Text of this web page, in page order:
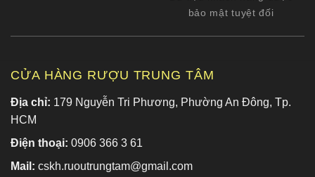
bảo mật tuyệt đối
CỬA HÀNG RƯỢU TRUNG TÂM
Địa chỉ: 179 Nguyễn Tri Phương, Phường An Đông, Tp.
HCM
Điện thoại: 0906 366 3 61
Mail: cskh.ruoutrungtam@gmail.com